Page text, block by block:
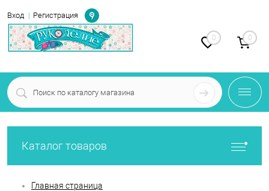
Вход Регистрация
Определение
0 0
Каталог товаров
Главная страница